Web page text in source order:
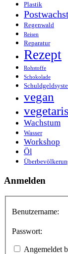
Plastik
Regenwald
Reisen
Reparatur
Rezept
Rohstoffe
Schokolade
vegan
Wachstum
Wasser
Workshop
Öl
Anmelden
Benutzername:
Passwort:
Angemeldet